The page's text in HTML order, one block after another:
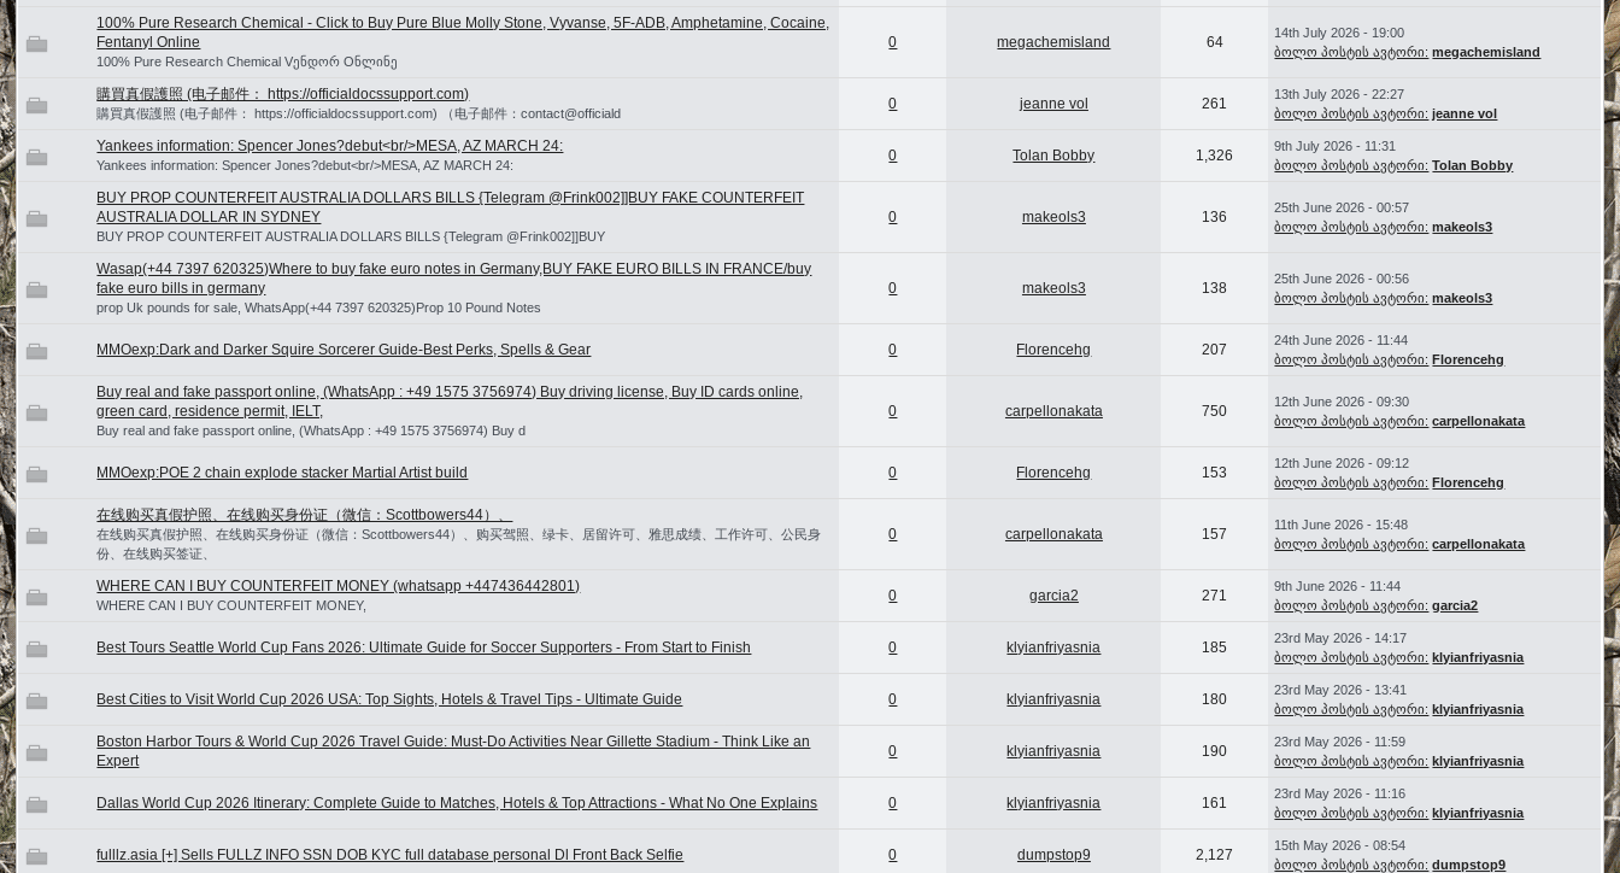
100% Pure Research Chemical - Click to Buy Pure Blue Molly Stone, Vyvanse, 5F-ADB, Amphetamine, Cocaine,
Fentanyl Online
100% Pure Research Chemical Vენდორ Oნლინე
0 megachemisland 64
14th July 2026 - 19:00
ბოლო პოსტის ავტორი: megachemisland
購買真假護照 (电子邮件： https://officialdocssupport.com)
購買真假護照 (电子邮件： https://officialdocssupport.com) （电子邮件：contact@officiald
0 jeanne vol 261
13th July 2026 - 22:27
ბოლო პოსტის ავტორი: jeanne vol
Yankees information: Spencer Jones?debut<br/>MESA, AZ MARCH 24:
Yankees information: Spencer Jones?debut<br/>MESA, AZ MARCH 24:
0 Tolan Bobby 1,326
9th July 2026 - 11:31
ბოლო პოსტის ავტორი: Tolan Bobby
BUY PROP COUNTERFEIT AUSTRALIA DOLLARS BILLS {Telegram @Frink002]]BUY FAKE COUNTERFEIT
AUSTRALIA DOLLAR IN SYDNEY
BUY PROP COUNTERFEIT AUSTRALIA DOLLARS BILLS {Telegram @Frink002]]BUY
0 makeols3 136
25th June 2026 - 00:57
ბოლო პოსტის ავტორი: makeols3
Wasap(+44 7397 620325)Where to buy fake euro notes in Germany,BUY FAKE EURO BILLS IN FRANCE/buy
fake euro bills in germany
prop Uk pounds for sale, WhatsApp(+44 7397 620325)Prop 10 Pound Notes
0 makeols3 138
25th June 2026 - 00:56
ბოლო პოსტის ავტორი: makeols3
MMOexp:Dark and Darker Squire Sorcerer Guide-Best Perks, Spells & Gear 0 Florencehg 207
24th June 2026 - 11:44
ბოლო პოსტის ავტორი: Florencehg
Buy real and fake passport online, (WhatsApp : +49 1575 3756974) Buy driving license, Buy ID cards online,
green card, residence permit, IELT,
Buy real and fake passport online, (WhatsApp : +49 1575 3756974) Buy d
0 carpellonakata 750
12th June 2026 - 09:30
ბოლო პოსტის ავტორი: carpellonakata
MMOexp:POE 2 chain explode stacker Martial Artist build 0 Florencehg 153
12th June 2026 - 09:12
ბოლო პოსტის ავტორი: Florencehg
在线购买真假护照、在线购买身份证（微信：Scottbowers44）、
在线购买真假护照、在线购买身份证（微信：Scottbowers44）、购买驾照、绿卡、居留许可、雅思成绩、工作许可、公民身
份、在线购买签证、
0 carpellonakata 157
11th June 2026 - 15:48
ბოლო პოსტის ავტორი: carpellonakata
WHERE CAN I BUY COUNTERFEIT MONEY (‪whatsapp +447436442801)
WHERE CAN I BUY COUNTERFEIT MONEY,
0 garcia2 271
9th June 2026 - 11:44
ბოლო პოსტის ავტორი: garcia2
Best Tours Seattle World Cup Fans 2026: Ultimate Guide for Soccer Supporters - From Start to Finish 0 klyianfriyasnia 185
23rd May 2026 - 14:17
ბოლო პოსტის ავტორი: klyianfriyasnia
Best Cities to Visit World Cup 2026 USA: Top Sights, Hotels & Travel Tips - Ultimate Guide 0 klyianfriyasnia 180
23rd May 2026 - 13:41
ბოლო პოსტის ავტორი: klyianfriyasnia
Boston Harbor Tours & World Cup 2026 Travel Guide: Must-Do Activities Near Gillette Stadium - Think Like an
Expert
0 klyianfriyasnia 190
23rd May 2026 - 11:59
ბოლო პოსტის ავტორი: klyianfriyasnia
Dallas World Cup 2026 Itinerary: Complete Guide to Matches, Hotels & Top Attractions - What No One Explains 0 klyianfriyasnia 161
23rd May 2026 - 11:16
ბოლო პოსტის ავტორი: klyianfriyasnia
fulllz.asia [+] Sells FULLZ INFO SSN DOB KYC full database personal Dl Front Back Selfie 0 dumpstop9 2,127
15th May 2026 - 08:54
ბოლო პოსტის ავტორი: dumpstop9